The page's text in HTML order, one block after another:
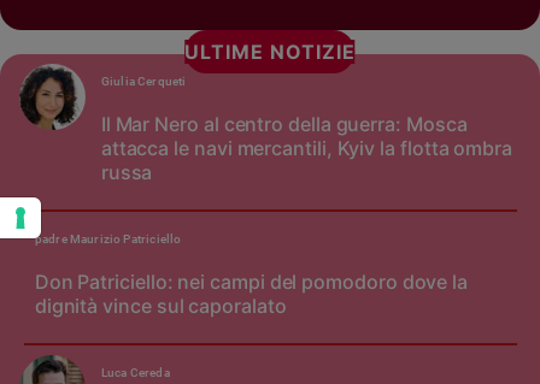
ULTIME NOTIZIE
Il Mar Nero al centro della guerra: Mosca
attacca le navi mercantili, Kyiv la flotta ombra
russa
Giulia Cerqueti
Don Patriciello: nei campi del pomodoro dove la
dignità vince sul caporalato
padre Maurizio Patriciello
Luca Cereda